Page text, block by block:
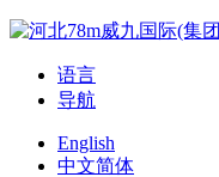
语言
导航
English
中文简体